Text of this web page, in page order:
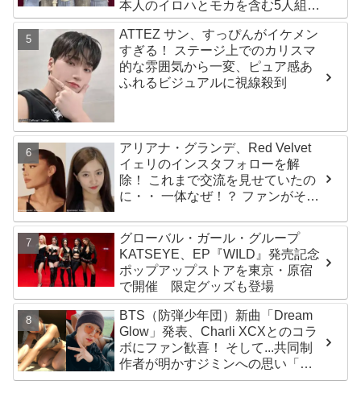
本人のイロハとモカを含む5人組ガ
ールズグループ！ デビュー曲
「Magnetic」がいきなりの大ヒッ
ト
ATTEZ サン、すっぴんがイケメン
すぎる！ ステージ上でのカリスマ
的な雰囲気から一変、ピュア感あ
ふれるビジュアルに視線殺到
アリアナ・グランデ、Red Velvet
イェリのインスタフォローを解
除！ これまで交流を見せていたの
に・・ 一体なぜ！？ ファンがその
グローバル・ガール・グループ
KATSEYE、EP『WILD』発売記念
ポップアップストアを東京・原宿
で開催 限定グッズも登場
BTS（防弾少年団）新曲「Dream
Glow」発表、Charli XCXとのコラ
ボにファン歓喜！ そして...共同制
作者が明かすジミンへの思い「彼
の夢、そして彼の絶望から生まれ